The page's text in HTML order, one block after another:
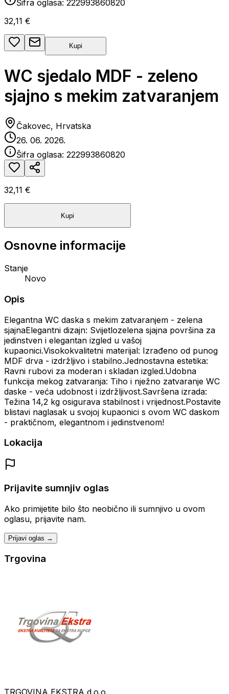
Šifra oglasa: 222993860820
32,11 €
Kupi
WC sjedalo MDF - zeleno
sjajno s mekim zatvaranjem
Čakovec, Hrvatska
26. 06. 2026.
Šifra oglasa: 222993860820
32,11 €
Kupi
Osnovne informacije
Stanje
Novo
Opis
Elegantna WC daska s mekim zatvaranjem - zelena
sjajnaElegantni dizajn: Svijetlozelena sjajna površina za
jedinstven i elegantan izgled u vašoj
kupaonici.Visokokvalitetni materijal: Izrađeno od punog
MDF drva - izdržljivo i stabilno.Jednostavna estetika:
Ravni rubovi za moderan i skladan izgled.Udobna
funkcija mekog zatvaranja: Tiho i nježno zatvaranje WC
daske - veća udobnost i izdržljivost.Savršena izrada:
Težina 14,2 kg osigurava stabilnost i vrijednost.Postavite
blistavi naglasak u svojoj kupaonici s ovom WC daskom
- praktičnom, elegantnom i jedinstvenom!
Lokacija
Prijavite sumnjiv oglas
Ako primijetite bilo što neobično ili sumnjivo u ovom
oglasu, prijavite nam.
Prijavi oglas →
Trgovina
TRGOVINA EKSTRA d.o.o.